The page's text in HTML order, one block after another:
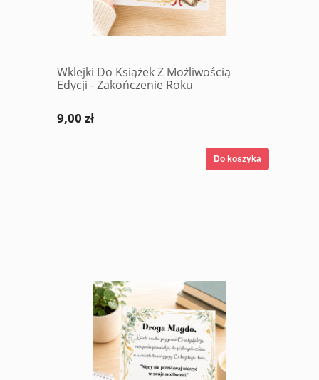
Wklejki Do Książek Z Możliwością
Edycji - Zakończenie Roku
9,00 zł
Do koszyka